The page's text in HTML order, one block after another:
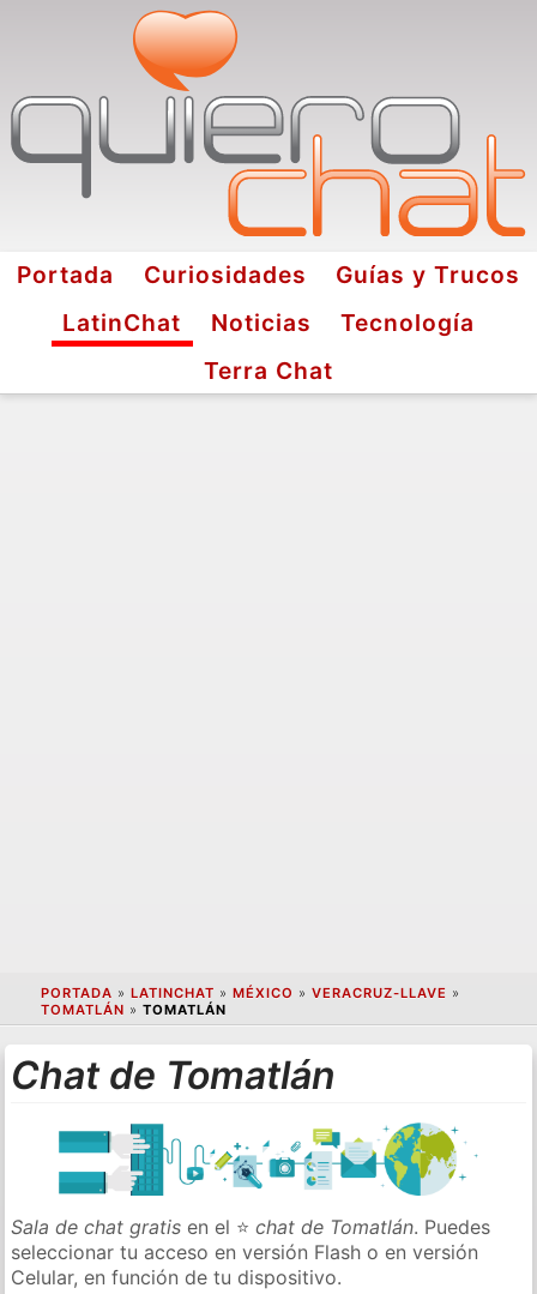
Portada Curiosidades
Guías y Trucos
LatinChat
Noticias
Tecnología
Terra Chat
PORTADA » LATINCHAT » MÉXICO » VERACRUZ-LLAVE »
TOMATLÁN » TOMATLÁN
Chat de Tomatlán
Sala de chat gratis en el ⭐chat de Tomatlán. Puedes
seleccionar tu acceso en versión Flash o en versión
Celular, en función de tu dispositivo.